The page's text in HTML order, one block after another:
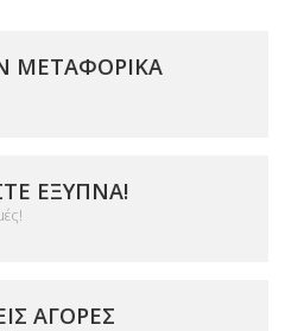
ΜΕΤΑΦΟΡΙΚΆ
ΈΞΥΠΝΑ!
ΑΓΟΡΈΣ